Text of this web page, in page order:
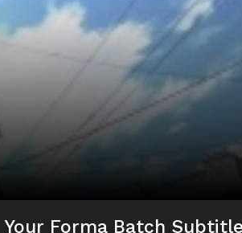
Your Forma Batch